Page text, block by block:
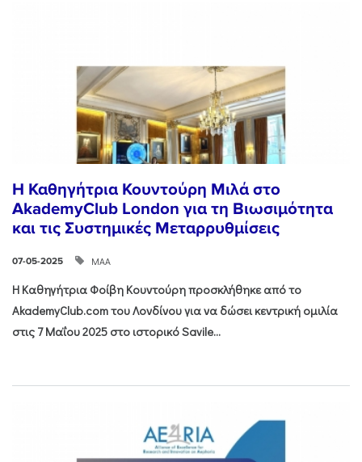
Η Καθηγήτρια Κουντούρη Μιλά στο
AkademyClub London για τη Βιωσιμότητα
και τις Συστημικές Μεταρρυθμίσεις
07-05-2025 ΜΑΑ
Η Καθηγήτρια Φοίβη Κουντούρη προσκλήθηκε από το
AkademyClub.comτου Λονδίνου για να δώσει κεντρική ομιλία
στις 7 Μαΐου 2025 στο ιστορικόSavile...